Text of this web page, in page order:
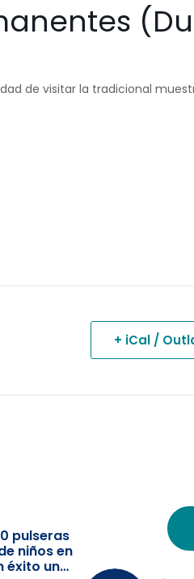
de visitar la tradicional
+ iCal /
pulseras
niños en
éxito un